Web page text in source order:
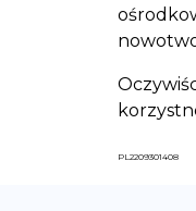
PL2209301408